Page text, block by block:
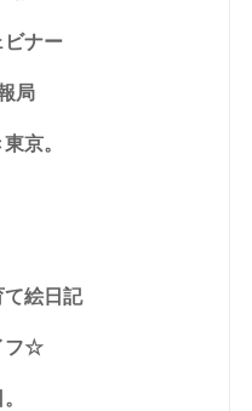
ビナー
局
京。
て絵日記
フ☆